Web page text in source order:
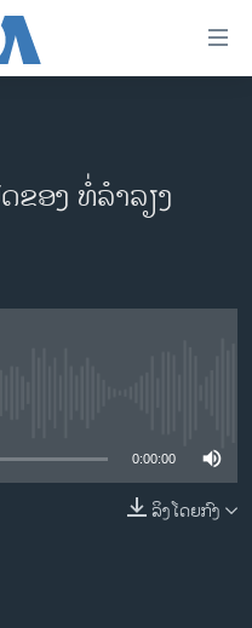
ຂອງ ທໍ່ລໍາລຽງ
0:00:00
ລິງໂດຍກົງ